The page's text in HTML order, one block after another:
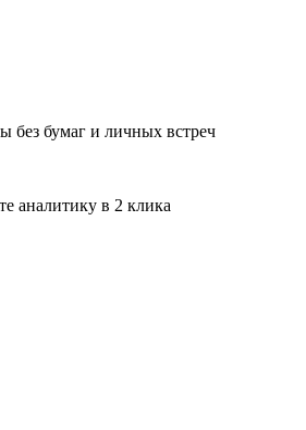
без бумаг и личных встреч
аналитику в 2 клика